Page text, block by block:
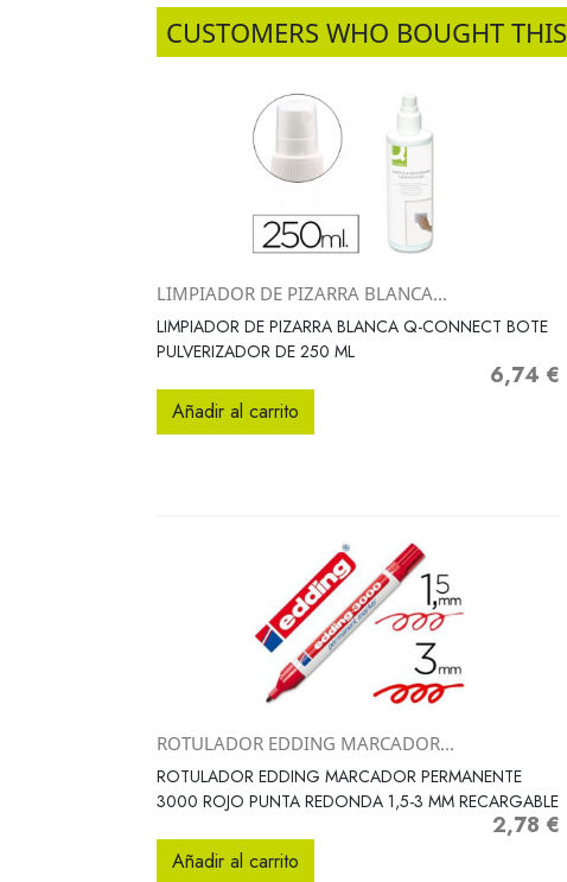
CUSTOMERS WHO BOUGHT THIS
 Vista rápida
LIMPIADOR DE PIZARRA BLANCA...
LIMPIADOR DE PIZARRA BLANCA Q-CONNECT BOTE
PULVERIZADOR DE 250 ML
Precio
6,74 €
Añadir al carrito
 Vista rápida
ROTULADOR EDDING MARCADOR...
ROTULADOR EDDING MARCADOR PERMANENTE
3000 ROJO PUNTA REDONDA 1,5-3 MM RECARGABLE
Precio
2,78 €
Añadir al carrito